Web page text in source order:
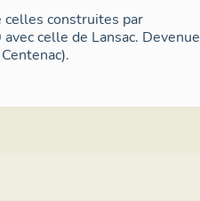
celles construites par
celle de Lansac. Devenue